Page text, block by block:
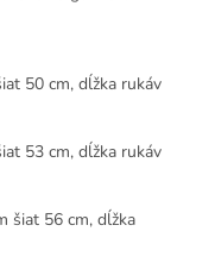
50 cm, dĺžka rukáv
53 cm, dĺžka rukáv
šiat 56 cm, dĺžka